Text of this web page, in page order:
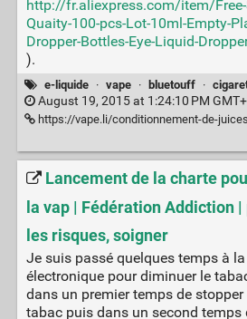
http://fr.aliexpress.com/item/
Quaity-100-pcs-Lot-10ml-Empty-
Dropper-Bottles-Eye-Liquid-
).
e-liquide · vape · bluetouff ·
August 19, 2015 at 1:24:10 PM
https://vape.li/conditionnement-de-juices-diy-je-
Lancement de la charte
la vap | Fédération Addiction
les risques, soigner
Je suis passé quelques temps à
électronique pour diminuer le
dans un premier temps de
tabac puis dans un second temps